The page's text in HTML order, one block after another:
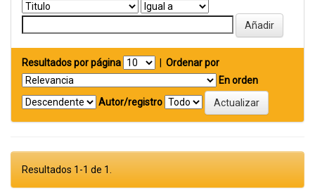
Resultados por página
Ordenar por
En orden
Autor/registro
Resultados 1-1 de 1.